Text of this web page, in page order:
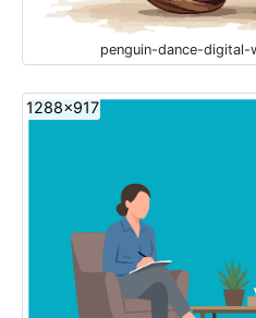
penguin-dance-digital-
1288x917